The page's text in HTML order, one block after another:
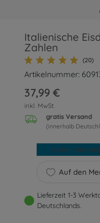
Italienische
Zahlen
(20)
Artikelnummer:
37,99 €
inkl. MwSt.
gratis Versand
(innerhalb
Auf den
In den
Lieferzeit 1-3
Deutschlands.